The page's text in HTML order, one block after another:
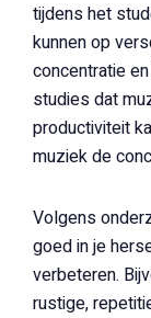
tijdens het
kunnen op
concentratie
studies dat
productiviteit
muziek de
Volgens
goed in je
verbeteren.
rustige,